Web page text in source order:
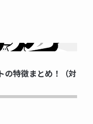
の特徴まとめ！（対